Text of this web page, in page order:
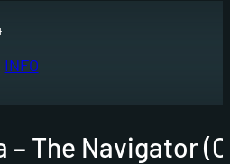
INFO
– The Navigator